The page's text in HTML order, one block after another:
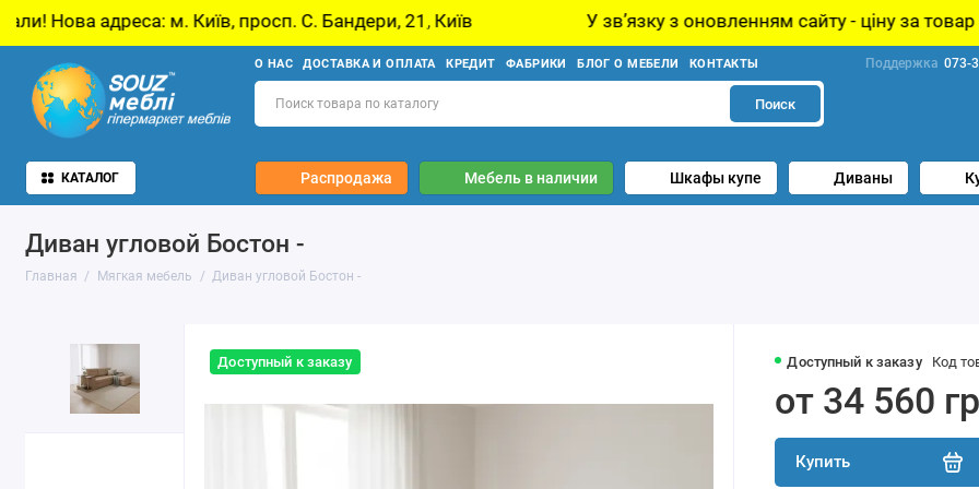
м. Київ, просп. С. Бандери, 21, Київ У звʼязку з оновленням сайту - ціну за товар уточнюйте
О НАС ДОСТАВКА И ОПЛАТА КРЕДИТ ФАБРИКИ БЛОГ О МЕБЕЛИ КОНТАКТЫ Поддержка 073-
Поиск
КАТАЛОГ Распродажа Мебель в наличии Шкафы купе Диваны
Диван угловой Бостон -
Главная Мягкая мебель Диван угловой Бостон -
Доступный к заказу Доступный к заказу Код
от 34 560
Купить